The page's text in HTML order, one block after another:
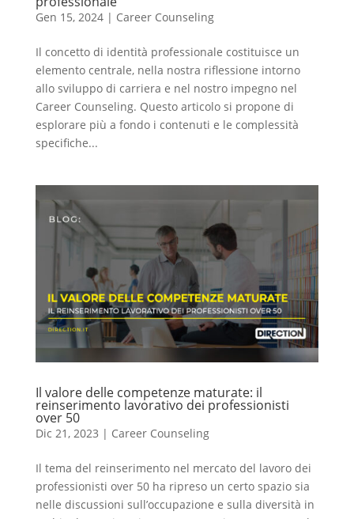
Gen 15, 2024| Career Counseling
Il concetto di identità professionale costituisce un
elemento centrale, nella nostra riflessione intorno
allo sviluppo di carriera e nel nostro impegno nel
Career Counseling. Questo articolo si propone di
esplorare più a fondo i contenuti e le complessità
specifiche...
Il valore delle competenze maturate: il
reinserimento lavorativo dei professionisti
over 50
Dic 21, 2023 | Career Counseling
Il tema del reinserimento nel mercato del lavoro dei
professionisti over 50 ha ripreso un certo spazio sia
nelle discussioni sull’occupazione e sulla diversità in